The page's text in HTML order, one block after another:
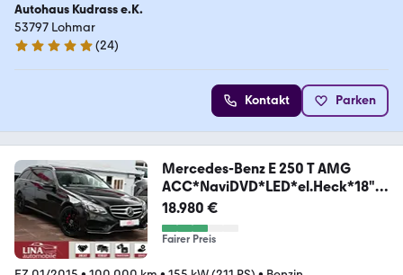
Autohaus Kudrass e.K.
53797 Lohmar
5 Sterne
(24)
Kontakt Parken
Mercedes-Benz E 250 T AMG
ACC*NaviDVD*LED*el.Heck*18"*
211Ps*
18.980 €
Fairer Preis